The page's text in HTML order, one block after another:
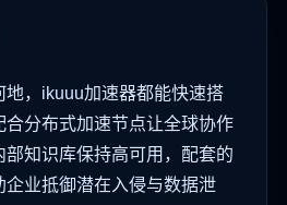
地，ikuuu加速器都能快速搭
合分布式加速节点让全球协作
部知识库保持高可用，配套的
企业抵御潜在入侵与数据泄